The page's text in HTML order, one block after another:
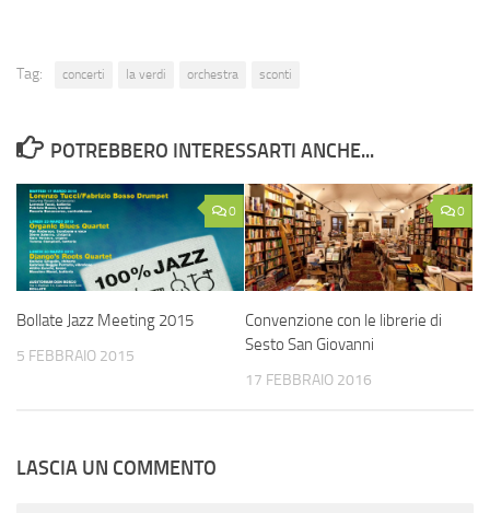
Tag: concerti la verdi orchestra sconti
POTREBBERO INTERESSARTI ANCHE...
0
Bollate Jazz Meeting 2015
5 FEBBRAIO 2015
0
Convenzione con le librerie di
Sesto San Giovanni
17 FEBBRAIO 2016
LASCIA UN COMMENTO